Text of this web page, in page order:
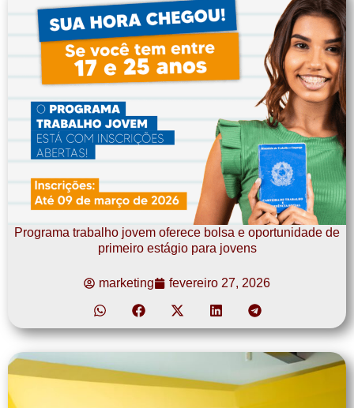
Programa trabalho jovem oferece bolsa e oportunidade de
primeiro estágio para jovens
marketing fevereiro 27, 2026